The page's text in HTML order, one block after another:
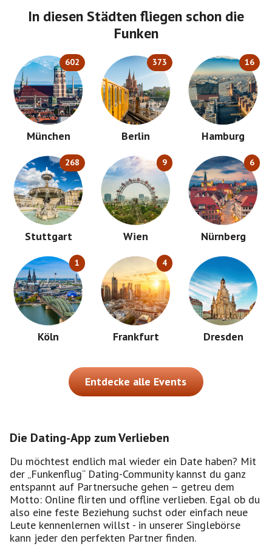
In diesen Städten fliegen schon die
Funken
München
602
Berlin
373
Hamburg
16
Stuttgart
268
Wien
9
Nürnberg
6
Köln
1
Frankfurt
4
Dresden
Entdecke alle Events
Die Dating-App zum Verlieben
Du möchtest endlich mal wieder ein Date haben? Mit
der „Funkenflug“ Dating-Community kannst du ganz
entspannt auf Partnersuche gehen – getreu dem
Motto: Online flirten und offline verlieben. Egal ob du
also eine feste Beziehung suchst oder einfach neue
Leute kennenlernen willst - in unserer Singlebörse
kann jeder den perfekten Partner finden.